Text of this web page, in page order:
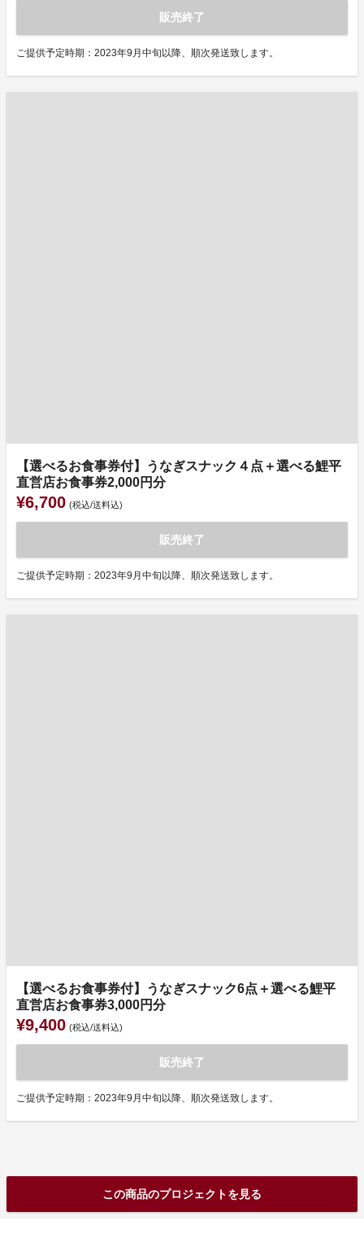
販売終了
ご提供予定時期：2023年9月中旬以降、順次発送致します。
【選べるお食事券付】うなぎスナック４点＋選べる鯉平
直営店お食事券2,000円分
¥6,700 (税込/送料込)
販売終了
ご提供予定時期：2023年9月中旬以降、順次発送致します。
【選べるお食事券付】うなぎスナック6点＋選べる鯉平
直営店お食事券3,000円分
¥9,400 (税込/送料込)
販売終了
ご提供予定時期：2023年9月中旬以降、順次発送致します。
この商品のプロジェクトを見る